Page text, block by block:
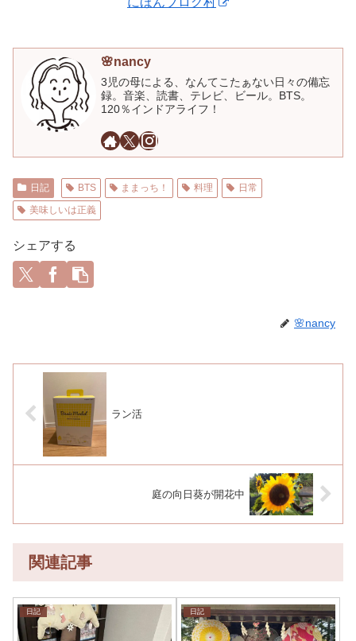
🌸nancy
3児の母による、なんてこたぁない日々の備忘
録。音楽、読書、テレビ、ビール。BTS。
120％インドアライフ！
日記 BTS ままっち！ 料理
日常
美味しいは正義
シェアする
🌸nancy
ラン活
庭の向日葵が開花中
関連記事
日記 日記